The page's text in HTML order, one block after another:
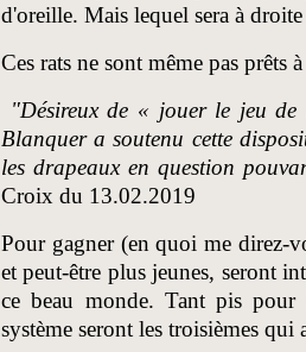
d'oreille. Mais lequel sera à droite
Ces rats ne sont même pas prêts
"Désireux de « jouer le jeu de
Blanquer a soutenu cette
les drapeaux en question
Croix du 13.02.2019
Pour gagner (en quoi me direz-
et peut-être plus jeunes, seront
ce beau monde. Tant pis pour
système seront les troisièmes